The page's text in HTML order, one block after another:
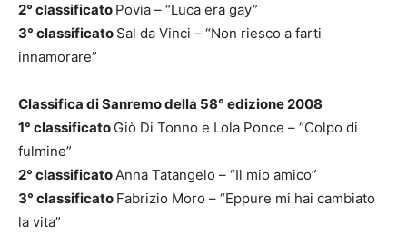
2° classificato Povia – “Luca era gay”
3° classificato Sal da Vinci – “Non riesco a farti
innamorare”
Classifica di Sanremo della 58° edizione 2008
1° classificato Giò Di Tonno e Lola Ponce – “Colpo di
fulmine”
2° classificatoAnna Tatangelo – “Il mio amico”
3° classificato Fabrizio Moro – “Eppure mi hai cambiato
la vita”